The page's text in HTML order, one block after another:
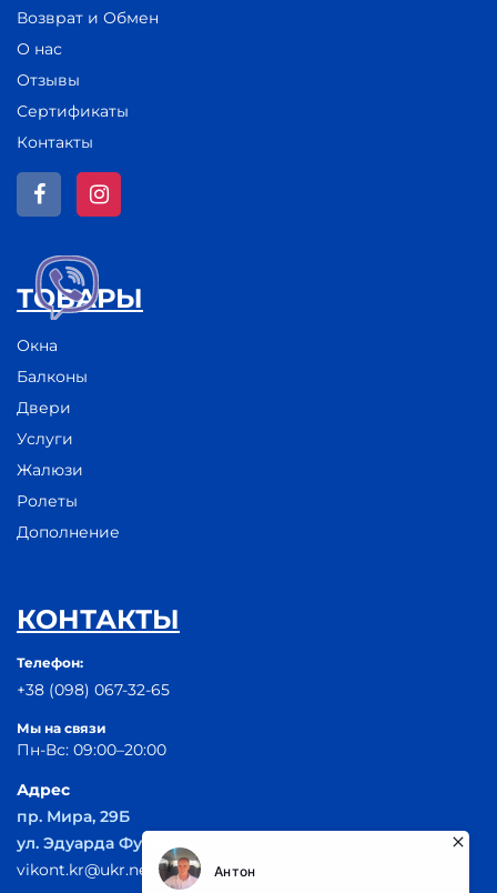
Возврат и Обмен
О нас
Отзывы
Сертификаты
Контакты
ТОВАРЫ
Окна
Балконы
Двери
Услуги
Жалюзи
Ролеты
Дополнение
КОНТАКТЫ
Телефон:
+38 (098) 067-32-65
Мы на связи
Пн-Вс: 09:00–20:00
Адрес
пр. Мира, 29Б
ул. Эдуарда Фукса 55
vikont.kr@ukr.net